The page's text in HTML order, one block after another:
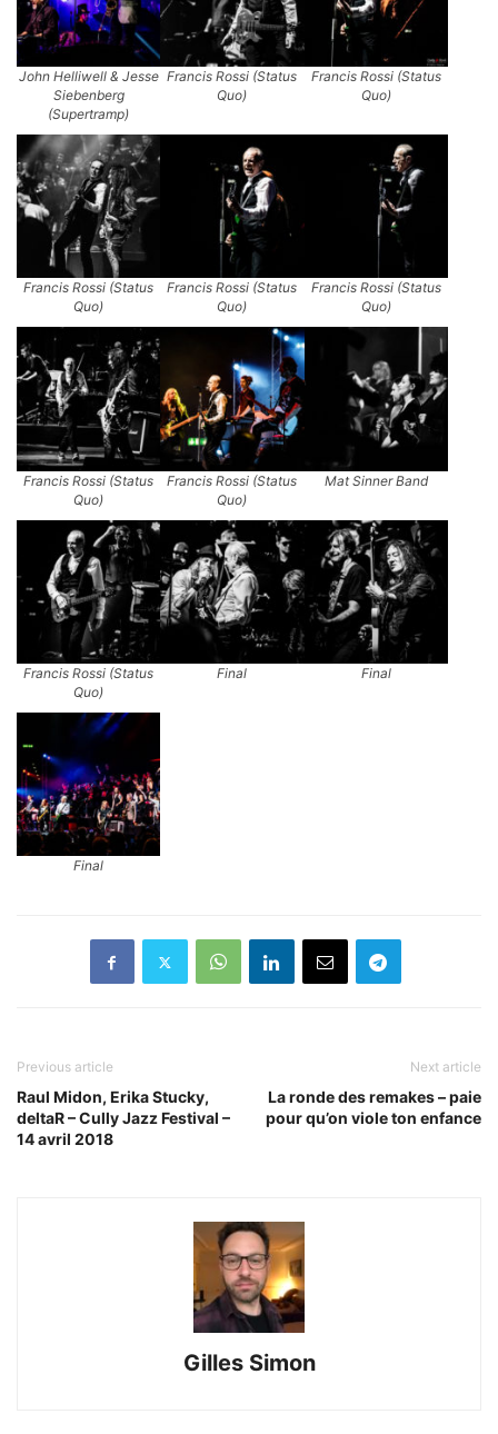
John Helliwell & Jesse
Siebenberg
(Supertramp)
Francis Rossi (Status
Quo)
Francis Rossi (Status
Quo)
Francis Rossi (Status
Quo)
Francis Rossi (Status
Quo)
Francis Rossi (Status
Quo)
Francis Rossi (Status
Quo)
Francis Rossi (Status
Quo)
Mat Sinner Band
Francis Rossi (Status
Quo)
Final Final
Final
Previous article
Raul Midon, Erika Stucky,
deltaR – Cully Jazz Festival –
14 avril 2018
Next article
La ronde des remakes – paie
pour qu’on viole ton enfance
Gilles Simon